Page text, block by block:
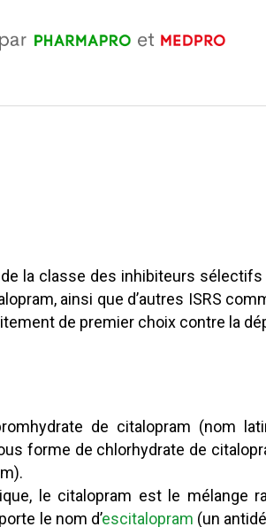
la classe des inhibiteurs sélectifs
ainsi que d’autres ISRS
de premier choix contre la
de citalopram (nom
forme de chlorhydrate de
le citalopram est le mélange
le nom d’escitalopram (un